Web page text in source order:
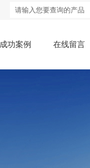
成功案例 在线留言